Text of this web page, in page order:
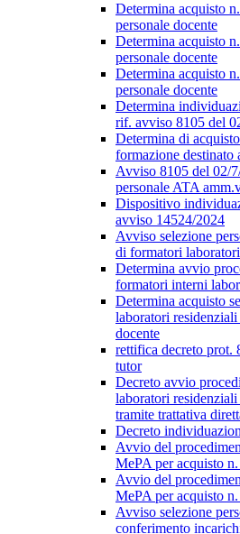
Determina acquisto
personale docente
Determina acquisto
personale docente
Determina acquisto
personale docente
Determina
rif. avviso 8105 del
Determina di
formazione destinato
Avviso 8105 del 02/
personale ATA
Dispositivo
avviso 14524/2024
Avviso selezione
di formatori laboratori
Determina avvio
formatori interni
Determina acquisto
laboratori
docente
rettifica decreto prot.
tutor
Decreto avvio
laboratori
tramite trattativa
Decreto
Avvio del
MePA per acquisto
Avvio del
MePA per acquisto
Avviso selezione
conferimento